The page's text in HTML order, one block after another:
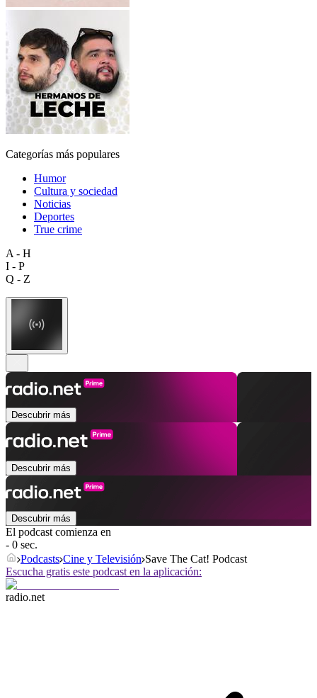
Categorías más populares
Humor
Cultura y sociedad
Noticias
Deportes
True crime
A - H
I - P
Q - Z
Descubrir más
Descubrir más
Descubrir más
El podcast comienza en
- 0 sec.
Podcasts Cine y Televisión Save The Cat! Podcast
Escucha gratis este podcast en la aplicación:
radio.net